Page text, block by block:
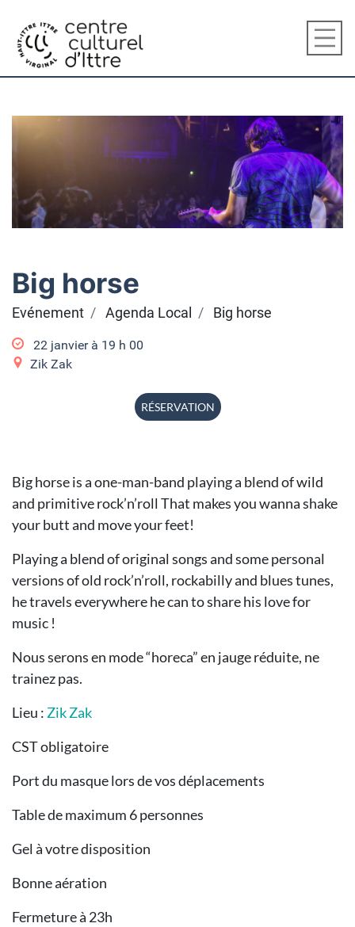
Big horse
Evénement Agenda Local Big horse
22 janvier à 19 h 00
Zik Zak
RÉSERVATION
Big horse is a one-man-band playing a blend of wild
and primitive rock’n’roll That makes you wanna shake
your butt and move your feet!
Playing a blend of original songs and some personal
versions of old rock’n’roll, rockabilly and blues tunes,
he travels everywhere he can to share his love for
music !
Nous serons en mode “horeca” en jauge réduite, ne
trainez pas.
Lieu : Zik Zak
CST obligatoire
Port du masque lors de vos déplacements
Table de maximum 6 personnes
Gel à votre disposition
Bonne aération
Fermeture à 23h